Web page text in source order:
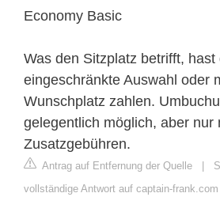
Economy Basic
Was den Sitzplatz betrifft,
eingeschränkte Auswahl oder
Wunschplatz zahlen.
gelegentlich möglich, aber nur
Zusatzgebühren.
Antrag auf Entfernung der Quelle
vollständige Antwort auf captain-